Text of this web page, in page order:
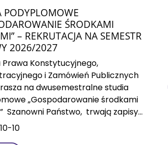
PODYPLOMOWE
ŚRODKAMI
– REKRUTACJA NA SEMESTR
2026/2027
Konstytucyjnego,
i Zamówień Publicznych
na dwusemestralne studia
„Gospodarowanie środkami
Szanowni Państwo, trwają zapisy…
10